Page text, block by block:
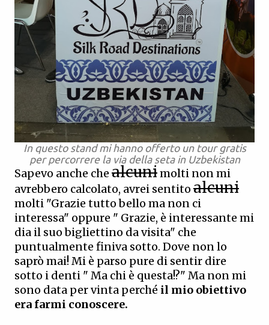
In questo stand mi hanno offerto un tour gratis
per percorrere la via della seta in Uzbekistan
Sapevo anche che alcunimolti non mi
avrebbero calcolato, avrei sentito alcuni
molti "Grazie tutto bello ma non ci
interessa" oppure " Grazie, è interessante mi
dia il suo bigliettino da visita" che
puntualmente finiva sotto. Dove non lo
saprò mai! Mi è parso pure di sentir dire
sotto i denti " Ma chi è questa!?" Ma non mi
sono data per vinta perché il mio obiettivo
era farmi conoscere.